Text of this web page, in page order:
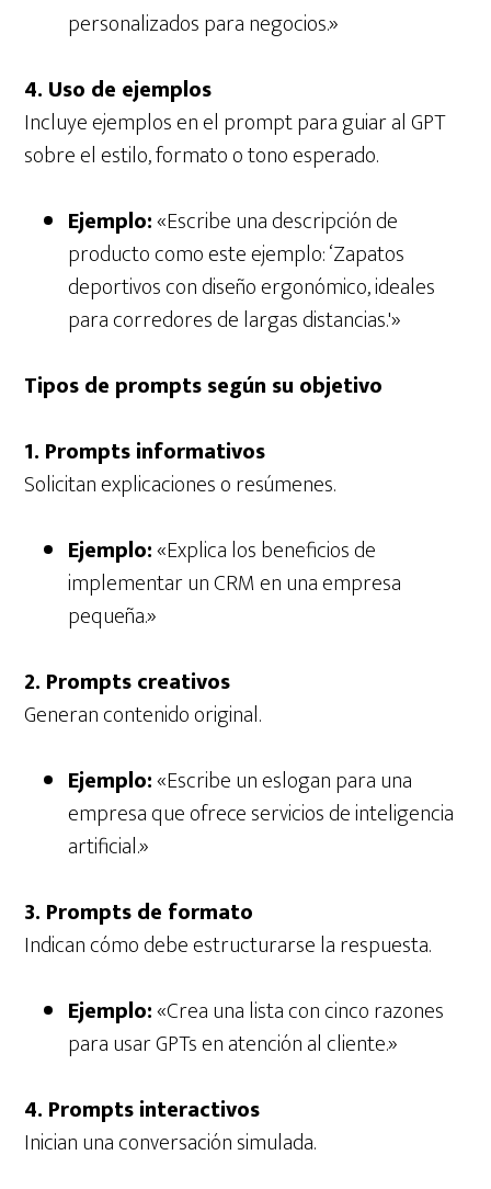
personalizados para negocios.»
4. Uso de ejemplos
Incluye ejemplos en el prompt para guiar al GPT
sobre el estilo, formato o tono esperado.
Ejemplo:«Escribe una descripción de
producto como este ejemplo: ‘Zapatos
deportivos con diseño ergonómico, ideales
para corredores de largas distancias.'»
Tipos de prompts según su objetivo
1. Prompts informativos
Solicitan explicaciones o resúmenes.
Ejemplo:«Explica los beneficios de
implementar un CRM en una empresa
pequeña.»
2. Prompts creativos
Generan contenido original.
Ejemplo:«Escribe un eslogan para una
empresa que ofrece servicios de inteligencia
artificial.»
3. Prompts de formato
Indican cómo debe estructurarse la respuesta.
Ejemplo:«Crea una lista con cinco razones
para usar GPTs en atención al cliente.»
4. Prompts interactivos
Inician una conversación simulada.